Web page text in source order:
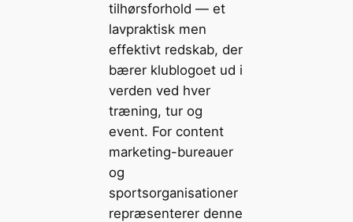
tilhørsforhold — et
lavpraktisk men
effektivt redskab, der
bærer klublogoet ud i
verden ved hver
træning, tur og
event. For content
marketing-bureauer
og
sportsorganisationer
repræsenterer denne